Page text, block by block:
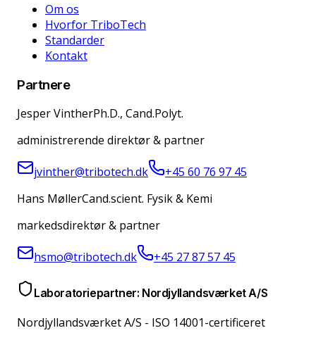
Om os
Hvorfor TriboTech
Standarder
Kontakt
Partnere
Jesper VintherPh.D., Cand.Polyt.
administrerende direktør & partner
jvinther@tribotech.dk
+45 60 76 97 45
Hans MøllerCand.scient. Fysik & Kemi
markedsdirektør & partner
hsmo@tribotech.dk +45 27 87 57 45
Laboratoriepartner: Nordjyllandsværket A/S
Nordjyllandsværket A/S - ISO 14001-certificeret